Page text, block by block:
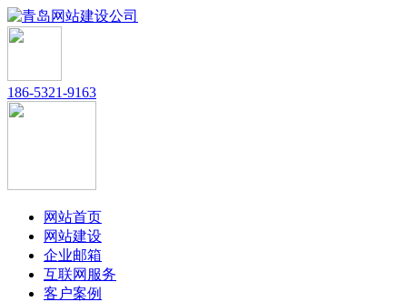
186-5321-9163
网站首页
网站建设
企业邮箱
互联网服务
客户案例